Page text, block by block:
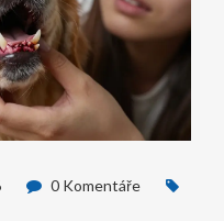
0 Komentáře